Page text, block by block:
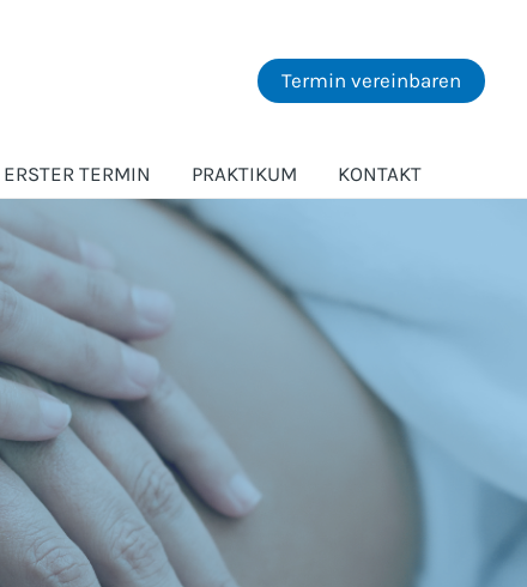
Termin vereinbaren
TERMIN PRAKTIKUM KONTAKT